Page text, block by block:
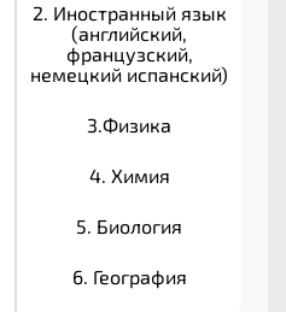
2. Иностранный язык
(английский,
французский,
немецкий испанский)
3.Физика
4. Химия
5. Биология
6. География